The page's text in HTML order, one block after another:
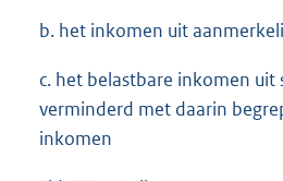
b. het inkomen uit
c. het belastbare inkomen uit
verminderd met daarin
inkomen